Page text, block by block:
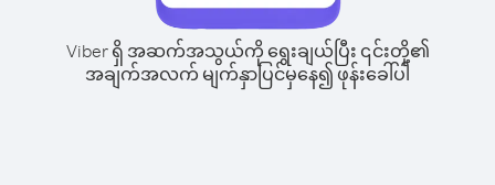
Viber ရှိ အဆက်အသွယ်ကို ရွေးချယ်ပြီး ၎င်းတို့၏
အချက်အလက် မျက်နှာပြင်မှနေ၍ ဖုန်းခေါ်ပါ